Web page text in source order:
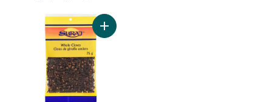
Ajouter Clous de girofle au panier